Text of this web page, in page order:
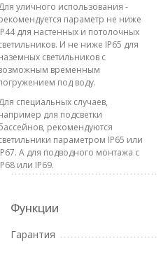
уличного использования -
параметр не ниже
для настенных и потолочных
И не ниже IP65 для
светильников с
временным
под воду.
специальных случаев,
для подсветки
рекомендуются
параметром IP65 или
А для подводного монтажа с
или IP69.
Функции
Гарантия